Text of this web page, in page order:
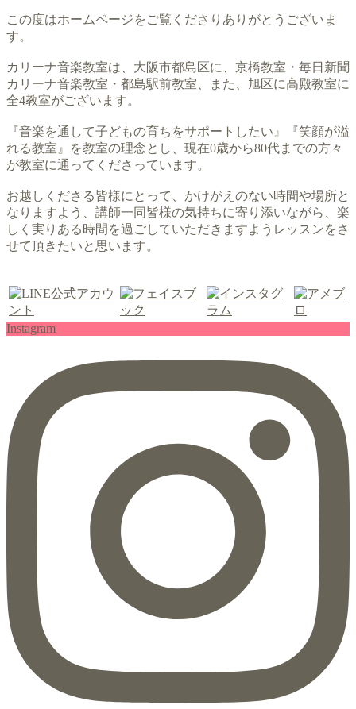
この度はホームページをご覧くださりありがとうございま
す。
カリーナ音楽教室は、大阪市都島区に、京橋教室・毎日新聞
カリーナ音楽教室・都島駅前教室、また、旭区に高殿教室に
全4教室がございます。
『音楽を通して子どもの育ちをサポートしたい』『笑顔が溢
れる教室』を教室の理念とし、現在0歳から80代までの方々
が教室に通ってくださっています。
お越しくださる皆様にとって、かけがえのない時間や場所と
なりますよう、講師一同皆様の気持ちに寄り添いながら、楽
しく実りある時間を過ごしていただきますようレッスンをさ
せて頂きたいと思います。
Instagram